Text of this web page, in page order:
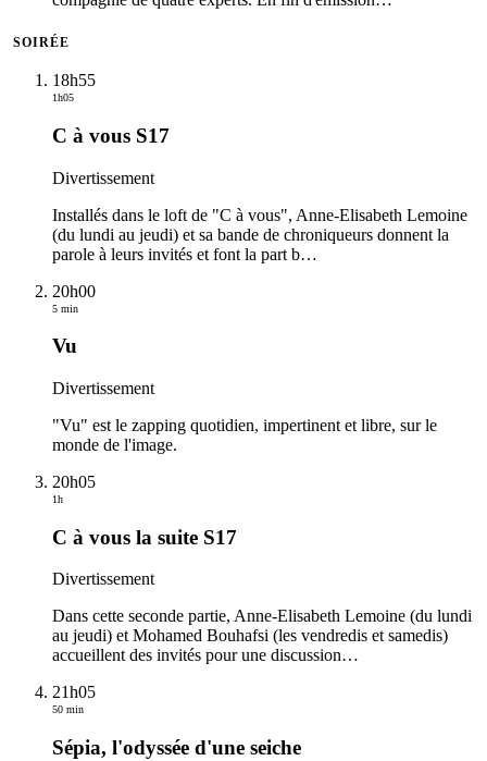
SOIRÉE
18h55
1h05
C à vous S17
Divertissement
Installés dans le loft de "C à vous", Anne-Elisabeth Lemoine
(du lundi au jeudi) et sa bande de chroniqueurs donnent la
parole à leurs invités et font la part b…
20h00
5 min
Vu
Divertissement
"Vu" est le zapping quotidien, impertinent et libre, sur le
monde de l'image.
20h05
1h
C à vous la suite S17
Divertissement
Dans cette seconde partie, Anne-Elisabeth Lemoine (du lundi
au jeudi) et Mohamed Bouhafsi (les vendredis et samedis)
accueillent des invités pour une discussion…
21h05
50 min
Sépia, l'odyssée d'une seiche